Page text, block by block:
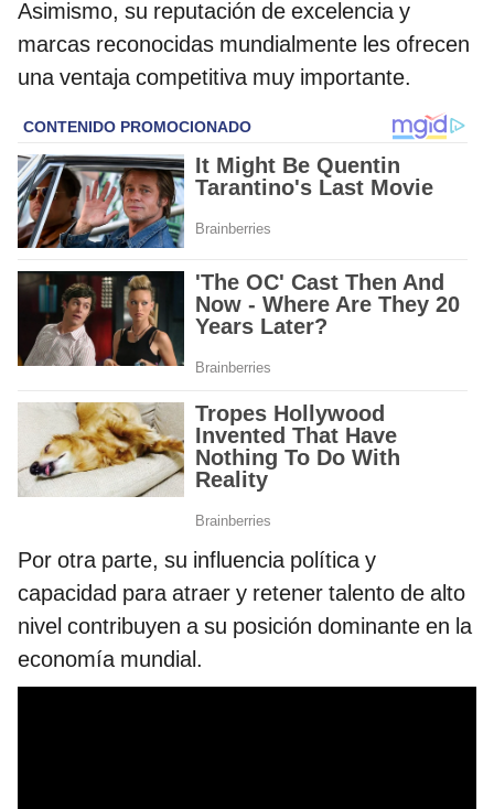
Asimismo, su reputación de excelencia y
marcas reconocidas mundialmente les ofrecen
una ventaja competitiva muy importante.
Por otra parte, su influencia política y
capacidad para atraer y retener talento de alto
nivel contribuyen a su posición dominante en la
economía mundial.